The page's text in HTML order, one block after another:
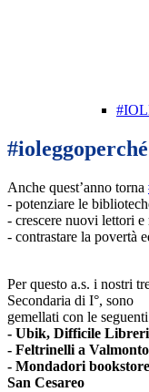
#ioleggoperché
Anche quest’anno torna
- potenziare le
- crescere nuovi lettori
- contrastare la povertà
Per questo a.s. i nostri
Secondaria di I°, sono
gemellati con le
- Ubik, Difficile
- Feltrinelli a
- Mondadori
San Cesareo